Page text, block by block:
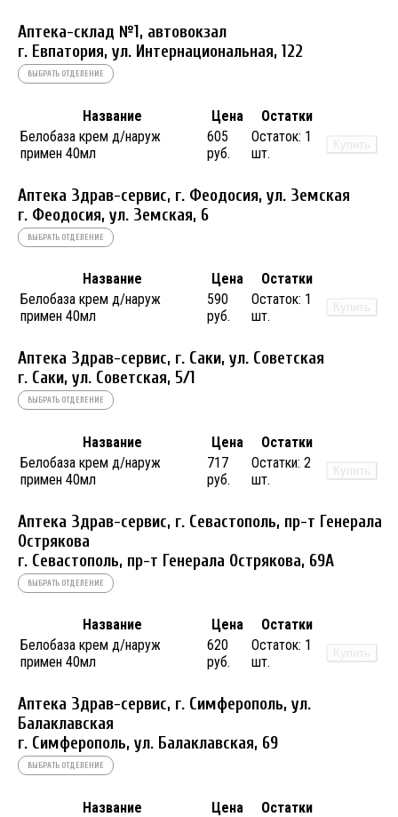
Аптека-склад №1, автовокзал
г. Евпатория, ул. Интернациональная, 122
ВЫБРАТЬ ОТДЕЛЕНИЕ
Название Цена
Остатки
Белобаза крем д/наруж
примен 40мл
605
руб.
Остаток: 1
шт.
Купить
Аптека Здрав-сервис, г. Феодосия, ул. Земская
г. Феодосия, ул. Земская, 6
ВЫБРАТЬ ОТДЕЛЕНИЕ
Название Цена
Остатки
Белобаза крем д/наруж
примен 40мл
590
руб.
Остаток: 1
шт.
Купить
Аптека Здрав-сервис, г. Саки, ул. Советская
г. Саки, ул. Советская, 5/1
ВЫБРАТЬ ОТДЕЛЕНИЕ
Название Цена
Остатки
Белобаза крем д/наруж
примен 40мл
717
руб.
Остатки: 2
шт.
Купить
Аптека Здрав-сервис, г. Севастополь, пр-т Генерала
Острякова
г. Севастополь, пр-т Генерала Острякова, 69А
ВЫБРАТЬ ОТДЕЛЕНИЕ
Название Цена
Остатки
Белобаза крем д/наруж
примен 40мл
620
руб.
Остаток: 1
шт.
Купить
Аптека Здрав-сервис, г. Симферополь, ул.
Балаклавская
г. Симферополь, ул. Балаклавская, 69
ВЫБРАТЬ ОТДЕЛЕНИЕ
Название Цена
Остатки